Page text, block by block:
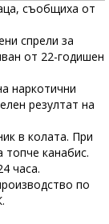
съобщиха от
спрели за
от 22-годишен
наркотични
резултат на
в колата. При
топче канабис.
часа.
по